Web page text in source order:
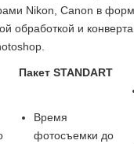
Nikon, Canon в
обработкой и
Пакет STANDART
Время
фотосъемки до